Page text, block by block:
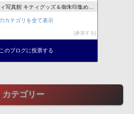
真館 キティグッズ＆御朱印集めのプチ旅日記
ージアム〜御朱印・御朱印帳収集展示
たい、この不信心
朱印ダイエット暮らし
カテゴリを全て表示
参加する
このブログに投票する
カテゴリー